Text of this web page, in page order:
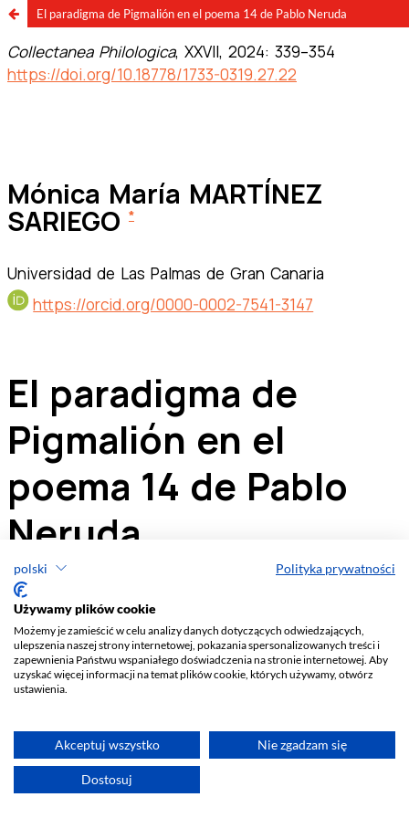
polski Polityka prywatności
Używamy plików cookie
Możemy je zamieścić w celu analizy danych dotyczących odwiedzających,
ulepszenia naszej strony internetowej, pokazania spersonalizowanych treści i
zapewnienia Państwu wspaniałego doświadczenia na stronie internetowej. Aby
uzyskać więcej informacji na temat plików cookie, których używamy, otwórz
ustawienia.
Akceptuj wszystko Nie zgadzam się
Dostosuj
El paradigma de Pigmalión en el poema 14 de Pablo Neruda